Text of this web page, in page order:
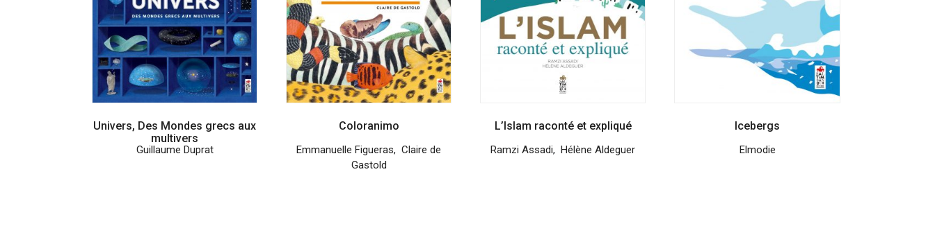
Univers, Des Mondes grecs aux
multivers
Guillaume Duprat
Coloranimo
Emmanuelle Figueras, Claire de
Gastold
L’Islam raconté et expliqué
Ramzi Assadi, Hélène Aldeguer
Icebergs
Elmodie